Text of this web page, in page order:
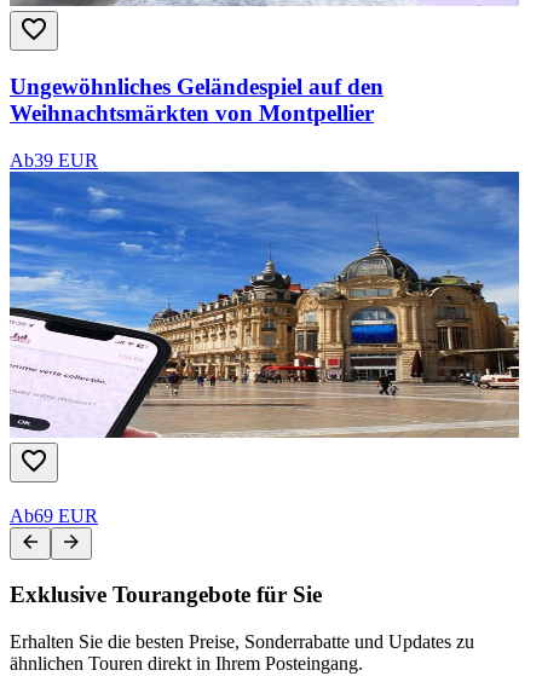
Ungewöhnliches Geländespiel auf den
Weihnachtsmärkten von Montpellier
Ab39 EUR
Ab69 EUR
Exklusive Tourangebote für Sie
Erhalten Sie die besten Preise, Sonderrabatte und Updates zu
ähnlichen Touren direkt in Ihrem Posteingang.